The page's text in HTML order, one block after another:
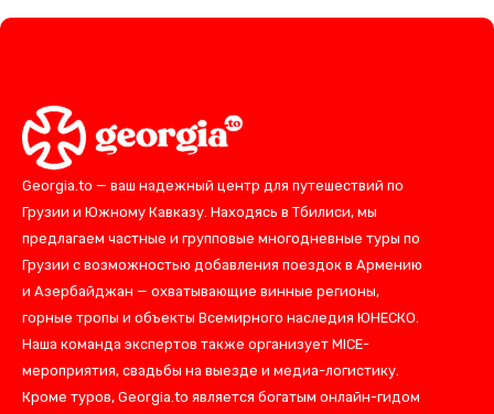
Georgia.to — ваш надежный центр для путешествий по
Грузии и Южному Кавказу. Находясь в Тбилиси, мы
предлагаем частные и групповые многодневные туры по
Грузии с возможностью добавления поездок в Армению
и Азербайджан — охватывающие винные регионы,
горные тропы и объекты Всемирного наследия ЮНЕСКО.
Наша команда экспертов также организует MICE-
мероприятия, свадьбы на выезде и медиа-логистику.
Кроме туров, Georgia.to является богатым онлайн-гидом